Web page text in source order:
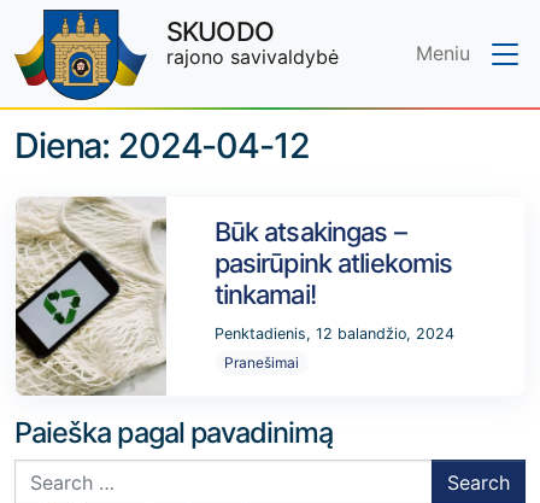
Skip to main content
SKUODO
rajono savivaldybė Meniu
Diena: 2024-04-12
Būk atsakingas –
pasirūpink atliekomis
tinkamai!
Penktadienis, 12 balandžio, 2024
Pranešimai
Paieška pagal pavadinimą
Search for: